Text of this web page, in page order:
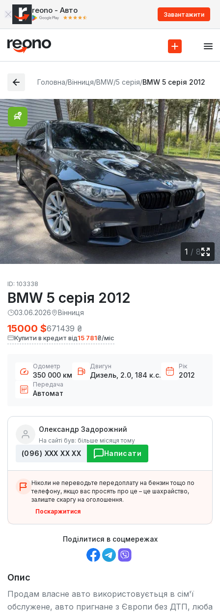
reono - Авто Завантажити
Головна/Вінниця/BMW/5 серія/BMW 5 серія 2012
1 / 8
ID: 103338
BMW 5 серія 2012
03.06.2026 Вінниця
15000 $671439 ₴
Купити в кредит від15 781₴/міс
Одометр
350 000 км
Двигун
Дизель, 2.0, 184 к.с.
Рік
2012
Передача
Автомат
Олександр Задорожний
На сайті був: більше місяця тому
(096) ХХХ ХХ ХХ Написати
Ніколи не переводьте передоплату на бензин тощо по
телефону, якщо вас просять про це – це шахрайство,
залиште скаргу на оголошення.
Поскаржитися
Поділитися в соцмережах
Опис
Продам власне авто використовуєтьця в сім'ї
обслужене, авто пригнане з Європи без ДТП, люба